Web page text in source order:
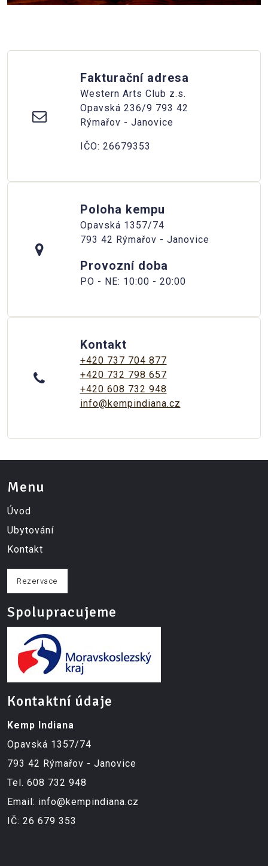
Fakturační adresa
Western Arts Club z.s.
Opavská 236/9 793 42
Rýmařov - Janovice
IČO: 26679353
Poloha kempu
Opavská 1357/74
793 42 Rýmařov - Janovice
Provozní doba
PO - NE: 10:00 - 20:00
Kontakt
+420 737 704 877
+420 732 798 657
+420 608 732 948
info@kempindiana.cz
Menu
Úvod
Ubytování
Kontakt
Rezervace
Spolupracujeme
Kontaktní údaje
Kemp Indiana
Opavská 1357/74
793 42 Rýmařov - Janovice
Tel. 608 732 948
Email: info@kempindiana.cz
IČ: 26 679 353